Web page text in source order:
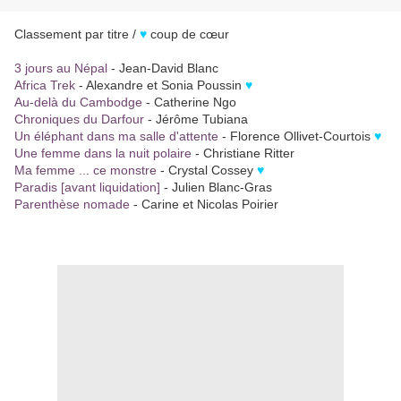
Classement par titre / ♥ coup de cœur
3 jours au Népal - Jean-David Blanc
Africa Trek - Alexandre et Sonia Poussin ♥
Au-delà du Cambodge - Catherine Ngo
Chroniques du Darfour - Jérôme Tubiana
Un éléphant dans ma salle d'attente - Florence Ollivet-Courtois ♥
Une femme dans la nuit polaire - Christiane Ritter
Ma femme ... ce monstre - Crystal Cossey ♥
Paradis [avant liquidation] - Julien Blanc-Gras
Parenthèse nomade - Carine et Nicolas Poirier